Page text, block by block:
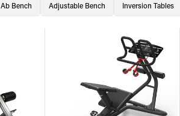
Inversion Tables
Adjustable Bench
Ab Bench